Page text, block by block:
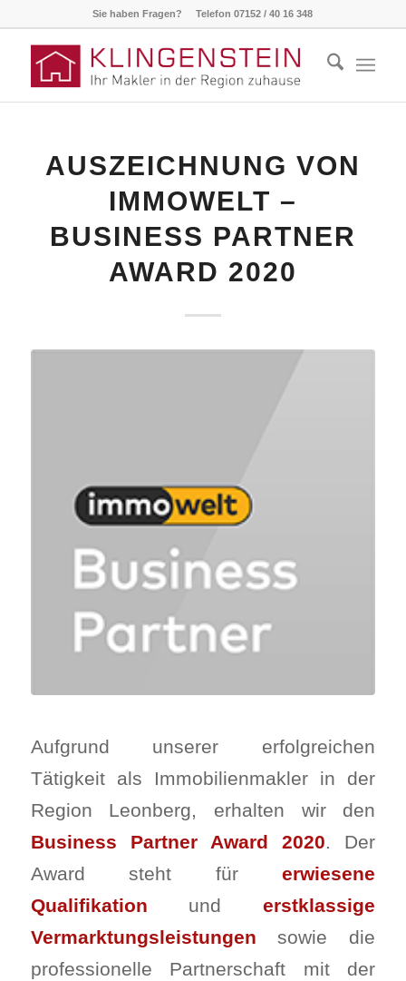
Sie haben Fragen? Telefon 07152 / 40 16 348
AUSZEICHNUNG VON
IMMOWELT –
BUSINESS PARTNER
AWARD 2020
Aufgrund unserer erfolgreichen
Tätigkeit als Immobilienmakler in der
Region Leonberg, erhalten wir den
Business Partner Award 2020. Der
Award steht fürerwiesene
Qualifikation understklassige
Vermarktungsleistungen sowie die
professionelle Partnerschaft mit der